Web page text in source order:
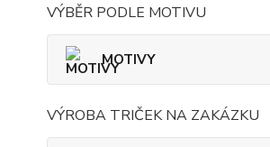
VÝBĚR PODLE MOTIVU
MOTIVY
VÝROBA TRIČEK NA ZAKÁZKU